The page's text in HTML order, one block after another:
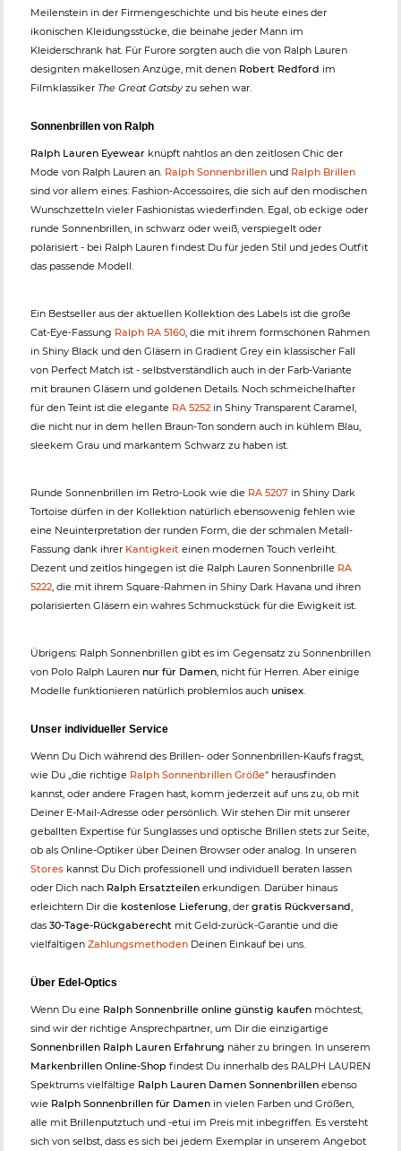
Meilenstein in der Firmengeschichte und bis heute eines der
ikonischen Kleidungsstücke, die beinahe jeder Mann im
Kleiderschrank hat. Für Furore sorgten auch die von Ralph Lauren
designten makellosen Anzüge, mit denen Robert Redford im
Filmklassiker The Great Gatsbyzu sehen war.
Sonnenbrillen von Ralph
Ralph Lauren Eyewear knüpft nahtlos an den zeitlosen Chic der
Mode von Ralph Lauren an. Ralph Sonnenbrillen und Ralph Brillen
sind vor allem eines: Fashion-Accessoires, die sich auf den modischen
Wunschzetteln vieler Fashionistas wiederfinden. Egal, ob eckige oder
runde Sonnenbrillen, in schwarz oder weiß, verspiegelt oder
polarisiert - bei Ralph Lauren findest Du für jeden Stil und jedes Outfit
das passende Modell.
Ein Bestseller aus der aktuellen Kollektion des Labels ist die große
Cat-Eye-Fassung Ralph RA 5160, die mit ihrem formschönen Rahmen
in Shiny Black und den Gläsern in Gradient Grey ein klassischer Fall
von Perfect Match ist - selbstverständlich auch in der Farb-Variante
mit braunen Gläsern und goldenen Details. Noch schmeichelhafter
für den Teint ist die elegante RA 5252 in Shiny Transparent Caramel,
die nicht nur in dem hellen Braun-Ton sondern auch in kühlem Blau,
sleekem Grau und markantem Schwarz zu haben ist.
Runde Sonnenbrillen im Retro-Look wie die RA 5207 in Shiny Dark
Tortoise dürfen in der Kollektion natürlich ebensowenig fehlen wie
eine Neuinterpretation der runden Form, die der schmalen Metall-
Fassung dank ihrer Kantigkeit einen modernen Touch verleiht.
Dezent und zeitlos hingegen ist die Ralph Lauren Sonnenbrille RA
5222, die mit ihrem Square-Rahmen in Shiny Dark Havana und ihren
polarisierten Gläsern ein wahres Schmuckstück für die Ewigkeit ist.
Übrigens: Ralph Sonnenbrillen gibt es im Gegensatz zu Sonnenbrillen
von Polo Ralph Lauren nur für Damen, nicht für Herren. Aber einige
Modelle funktionieren natürlich problemlos auch unisex.
Unser individueller Service
Wenn Du Dich während des Brillen- oder Sonnenbrillen-Kaufs fragst,
wie Du „die richtige Ralph Sonnenbrillen Größe" herausfinden
kannst, oder andere Fragen hast, komm jederzeit auf uns zu, ob mit
Deiner E-Mail-Adresse oder persönlich. Wir stehen Dir mit unserer
geballten Expertise für Sunglasses und optische Brillen stets zur Seite,
ob als Online-Optiker über Deinen Browser oder analog. In unseren
Stores kannst Du Dich professionell und individuell beraten lassen
oder Dich nach Ralph Ersatzteilen erkundigen. Darüber hinaus
erleichtern Dir die kostenlose Lieferung, der gratis Rückversand,
das 30-Tage-Rückgaberecht mit Geld-zurück-Garantie und die
vielfältigen Zahlungsmethoden Deinen Einkauf bei uns.
Über Edel-Optics
Wenn Du eine Ralph Sonnenbrille online günstig kaufen möchtest,
sind wir der richtige Ansprechpartner, um Dir die einzigartige
Sonnenbrillen Ralph Lauren Erfahrung näher zu bringen. In unserem
Markenbrillen Online-Shop findest Du innerhalb des RALPH LAUREN
Spektrums vielfältige Ralph Lauren Damen Sonnenbrillen ebenso
wie Ralph Sonnenbrillen für Damen in vielen Farben und Größen,
alle mit Brillenputztuch und -etui im Preis mit inbegriffen. Es versteht
sich von selbst, dass es sich bei jedem Exemplar in unserem Angebot